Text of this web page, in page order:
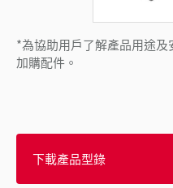
*為協助用戶了解產品用途
加購配件。
下載產品型錄